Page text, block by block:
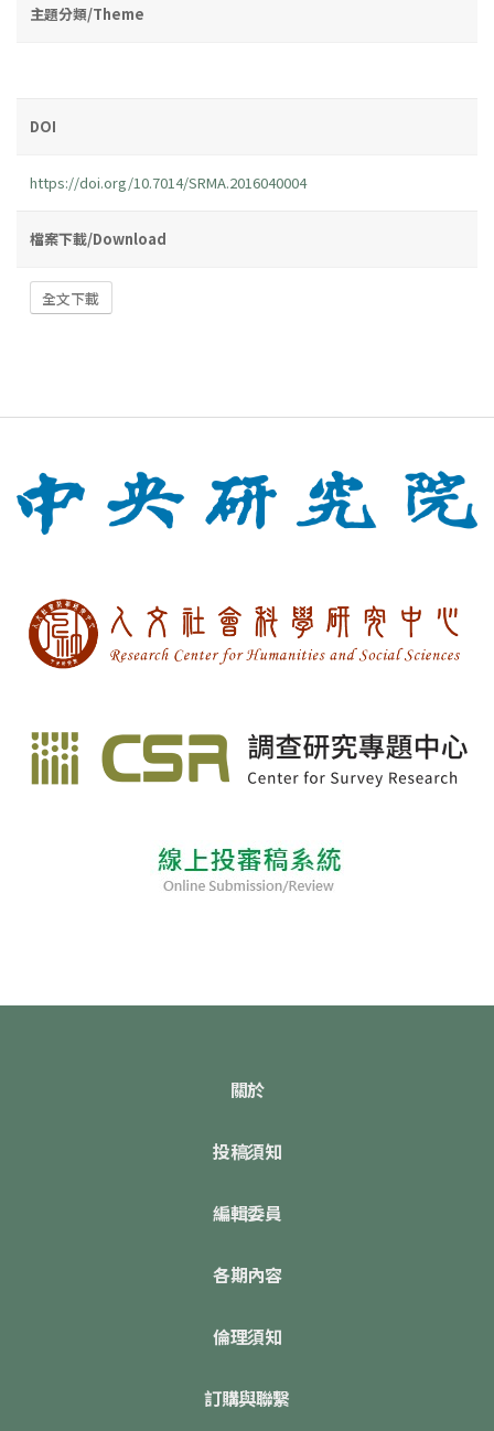
主題分類/Theme
DOI
https://doi.org/10.7014/SRMA.2016040004
檔案下載/Download
全文下載
關於
投稿須知
編輯委員
各期內容
倫理須知
訂購與聯繫